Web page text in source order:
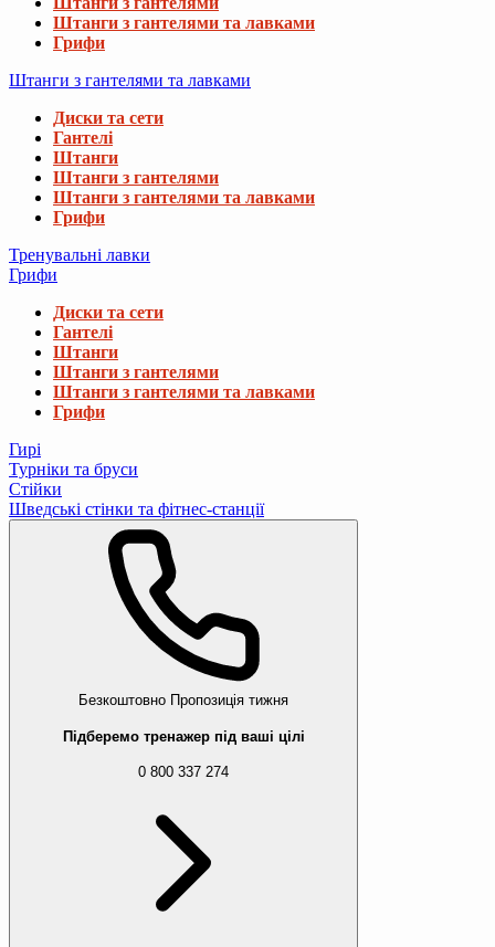
Штанги з гантелями та лавками
Грифи
Штанги з гантелями та лавками
Диски та сети
Гантелі
Штанги
Штанги з гантелями
Штанги з гантелями та лавками
Грифи
Тренувальні лавки
Грифи
Диски та сети
Гантелі
Штанги
Штанги з гантелями
Штанги з гантелями та лавками
Грифи
Гирі
Турніки та бруси
Стійки
Шведські стінки та фітнес-станції
Безкоштовно Пропозиція тижня
Підберемо тренажер під ваші цілі
0 800 337 274